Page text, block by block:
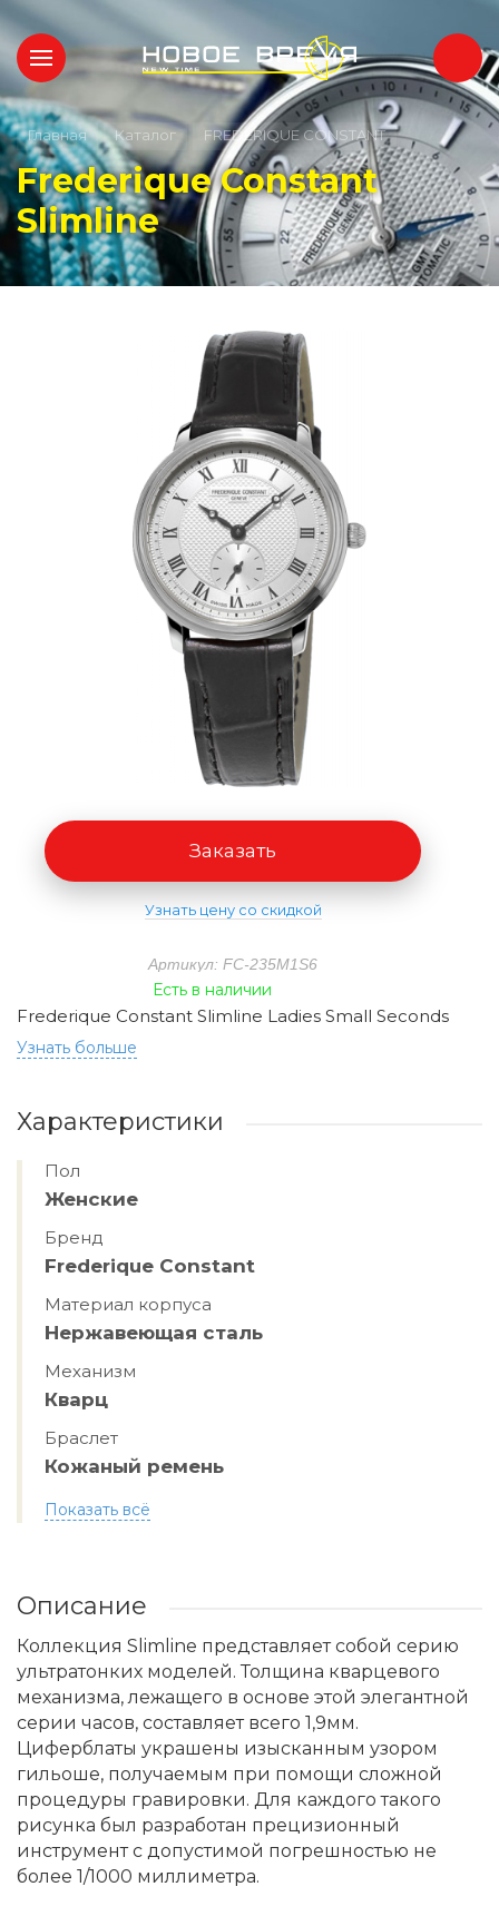
Главная Каталог FREDERIQUE CONSTANT
Frederique Constant
Slimline
Артикул: FC-235M1S6
Есть в наличии
Frederique Constant Slimline Ladies Small Seconds
Узнать больше
Заказать
Узнать цену со скидкой
Характеристики
Пол
Женские
Бренд
Frederique Constant
Материал корпуса
Hержавеющая сталь
Механизм
Кварц
Браслет
Кожаный ремень
Показать всё
Описание
Коллекция Slimline представляет собой серию
ультратонких моделей. Толщина кварцевого
механизма, лежащего в основе этой элегантной
серии часов, составляет всего 1,9мм.
Циферблаты украшены изысканным узором
гильоше, получаемым при помощи сложной
процедуры гравировки. Для каждого такого
рисунка был разработан прецизионный
инструмент с допустимой погрешностью не
более 1/1000 миллиметра.